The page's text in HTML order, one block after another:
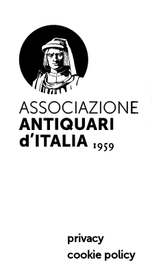
privacy
cookie policy